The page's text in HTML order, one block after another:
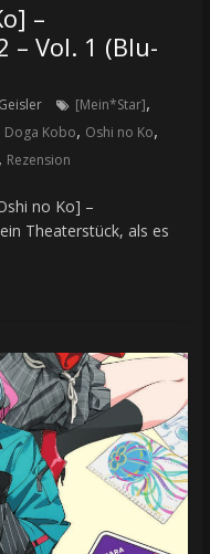
–
– Vol. 1 (Blu-
[Mein*Star],
Doga Kobo, Oshi no Ko,
, Rezension
no Ko] –
Theaterstück, als es